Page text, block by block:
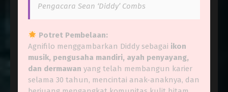
Pengacara Sean ‘Diddy’ Combs
Potret Pembelaan:
Agnifilo menggambarkan Diddy sebagai ikon
musik, pengusaha mandiri, ayah penyayang,
dan dermawan yang telah membangun karier
selama 30 tahun, mencintai anak-anaknya, dan